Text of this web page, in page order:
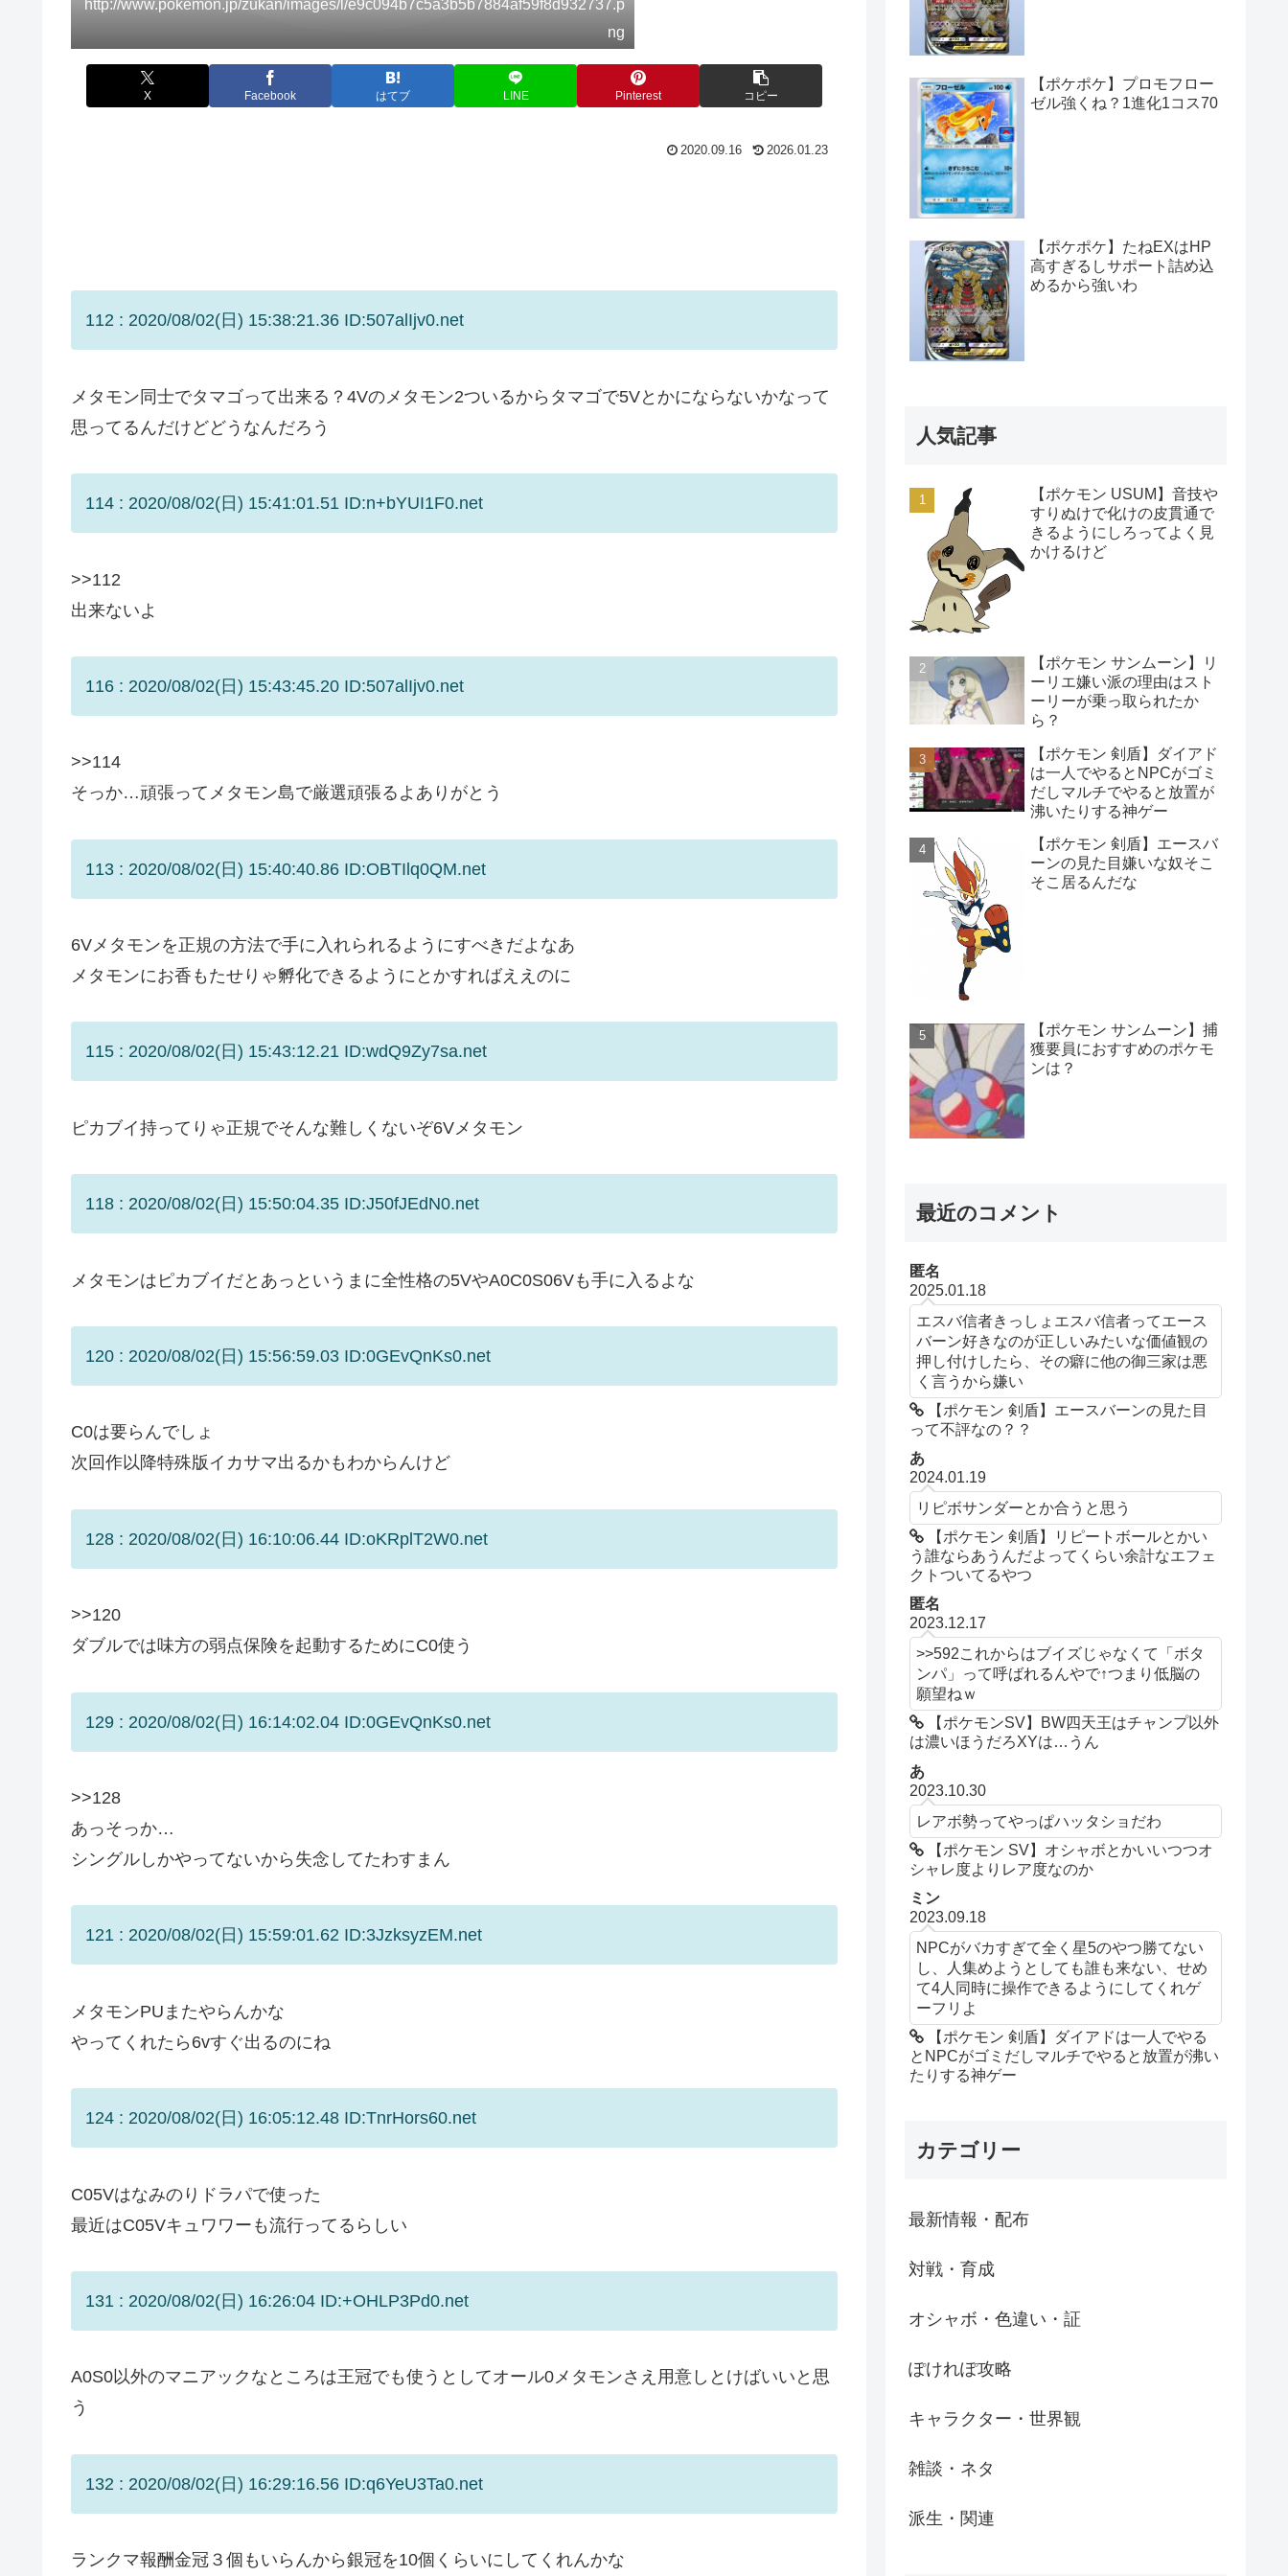
ng
X Facebook はてブ LINE Pinterest コピー
2020.09.16 2026.01.23
112 : 2020/08/02(日) 15:38:21.36 ID:507alIjv0.net
メタモン同士でタマゴって出来る？4Vのメタモン2ついるからタマゴで5Vとかにならないかなって
思ってるんだけどどうなんだろう
114 : 2020/08/02(日) 15:41:01.51 ID:n+bYUI1F0.net
>>112
出来ないよ
116 : 2020/08/02(日) 15:43:45.20 ID:507alIjv0.net
>>114
そっか…頑張ってメタモン島で厳選頑張るよありがとう
113 : 2020/08/02(日) 15:40:40.86 ID:OBTIlq0QM.net
6Vメタモンを正規の方法で手に入れられるようにすべきだよなあ
メタモンにお香もたせりゃ孵化できるようにとかすればええのに
115 : 2020/08/02(日) 15:43:12.21 ID:wdQ9Zy7sa.net
ピカブイ持ってりゃ正規でそんな難しくないぞ6Vメタモン
118 : 2020/08/02(日) 15:50:04.35 ID:J50fJEdN0.net
メタモンはピカブイだとあっというまに全性格の5VやA0C0S06Vも手に入るよな
120 : 2020/08/02(日) 15:56:59.03 ID:0GEvQnKs0.net
C0は要らんでしょ
次回作以降特殊版イカサマ出るかもわからんけど
128 : 2020/08/02(日) 16:10:06.44 ID:oKRplT2W0.net
>>120
ダブルでは味方の弱点保険を起動するためにC0使う
129 : 2020/08/02(日) 16:14:02.04 ID:0GEvQnKs0.net
>>128
あっそっか…
シングルしかやってないから失念してたわすまん
121 : 2020/08/02(日) 15:59:01.62 ID:3JzksyzEM.net
メタモンPUまたやらんかな
やってくれたら6vすぐ出るのにね
124 : 2020/08/02(日) 16:05:12.48 ID:TnrHors60.net
C05Vはなみのりドラパで使った
最近はC05Vキュワワーも流行ってるらしい
131 : 2020/08/02(日) 16:26:04 ID:+OHLP3Pd0.net
A0S0以外のマニアックなところは王冠でも使うとしてオール0メタモンさえ用意しとけばいいと思
う
132 : 2020/08/02(日) 16:29:16.56 ID:q6YeU3Ta0.net
ランクマ報酬金冠３個もいらんから銀冠を10個くらいにしてくれんかな
【ポケポケ】プロモフロー
ゼル強くね？1進化1コス70
【ポケポケ】たねEXはHP
高すぎるしサポート詰め込
めるから強いわ
人気記事
【ポケモン USUM】音技や
すりぬけで化けの皮貫通で
きるようにしろってよく見
かけるけど
【ポケモン サンムーン】リ
ーリエ嫌い派の理由はスト
ーリーが乗っ取られたか
ら？
【ポケモン 剣盾】ダイアド
は一人でやるとNPCがゴミ
だしマルチでやると放置が
沸いたりする神ゲー
【ポケモン 剣盾】エースバ
ーンの見た目嫌いな奴そこ
そこ居るんだな
【ポケモン サンムーン】捕
獲要員におすすめのポケモ
ンは？
最近のコメント
匿名
2025.01.18
エスバ信者きっしょエスバ信者ってエース
バーン好きなのが正しいみたいな価値観の
押し付けしたら、その癖に他の御三家は悪
く言うから嫌い
【ポケモン 剣盾】エースバーンの見た目
って不評なの？？
あ
2024.01.19
リピボサンダーとか合うと思う
【ポケモン 剣盾】リピートボールとかい
う誰ならあうんだよってくらい余計なエフェ
クトついてるやつ
匿名
2023.12.17
>>592これからはブイズじゃなくて「ボタ
ンパ」って呼ばれるんやで↑つまり低脳の
願望ねｗ
【ポケモンSV】BW四天王はチャンプ以外
は濃いほうだろXYは…うん
あ
2023.10.30
レアボ勢ってやっぱハッタショだわ
【ポケモン SV】オシャボとかいいつつオ
シャレ度よりレア度なのか
ミン
2023.09.18
NPCがバカすぎて全く星5のやつ勝てない
し、人集めようとしても誰も来ない、せめ
て4人同時に操作できるようにしてくれゲ
ーフリよ
【ポケモン 剣盾】ダイアドは一人でやる
とNPCがゴミだしマルチでやると放置が沸い
たりする神ゲー
カテゴリー
最新情報・配布
対戦・育成
オシャボ・色違い・証
ぽけれぽ攻略
キャラクター・世界観
雑談・ネタ
派生・関連